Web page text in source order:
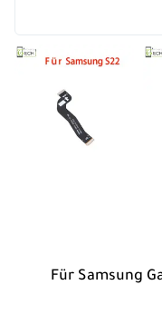
Für Samsung